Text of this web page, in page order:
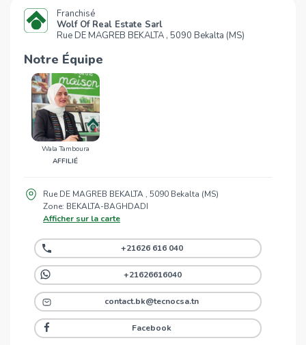
Franchisé
Wolf Of Real Estate Sarl
Rue DE MAGREB BEKALTA , 5090 Bekalta (MS)
Notre Équipe
Wala Tamboura
AFFILIÉ
Rue DE MAGREB BEKALTA , 5090 Bekalta (MS)
Zone: BEKALTA-BAGHDADI
Afficher sur la carte
+21626 616 040
+21626616040
contact.bk@tecnocsa.tn
Facebook